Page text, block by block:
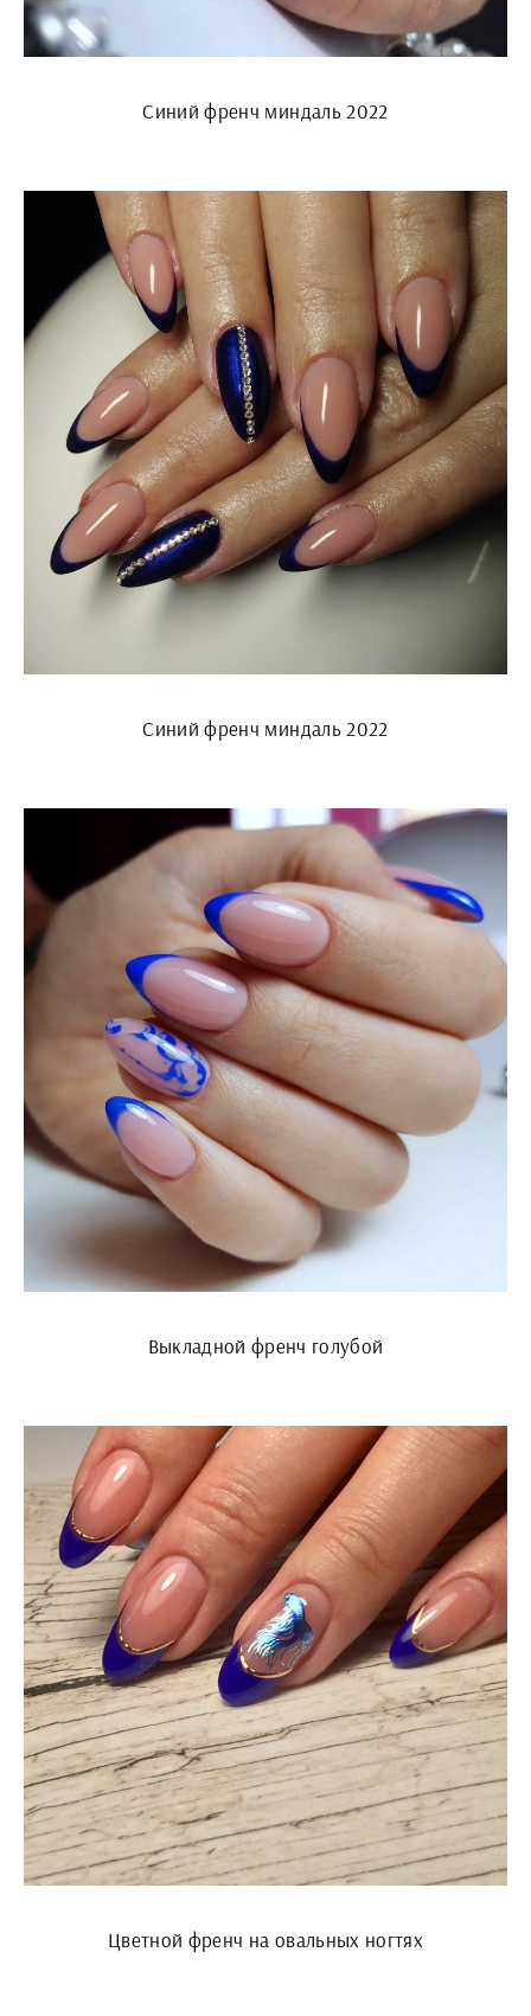
Синий френч миндаль 2022
Синий френч миндаль 2022
Выкладной френч голубой
Цветной френч на овальных ногтях